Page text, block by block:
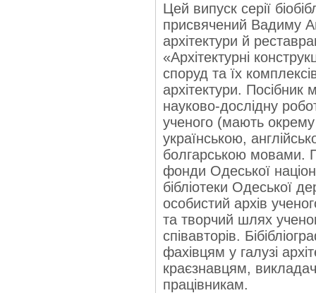
Цей випуск серії
присвячений Вадиму
архітектури й
«Архітектурні
споруд та їх
архітектури. Посібник
науково-дослідну
ученого (мають
українською,
болгарською мовами.
фонди Одеської
бібліотеки Одеської
особистий архів
та творчий шлях
співавторів.
фахівцям у галузі
краєзнавцям,
працівникам.